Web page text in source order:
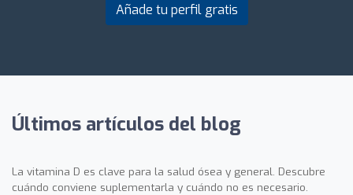
Añade tu perfil gratis
Últimos artículos del blog
La vitamina D es clave para la salud ósea y general. Descubre
cuándo conviene suplementarla y cuándo no es necesario.